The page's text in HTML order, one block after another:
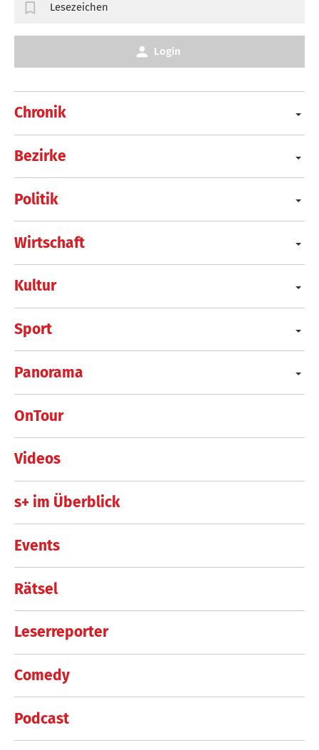
Chronik
Bezirke
Politik
Wirtschaft
Kultur
Sport
Panorama
OnTour
Videos
s+ im Überblick
Events
Rätsel
Leserreporter
Comedy
Podcast
Lesezeichen
Login